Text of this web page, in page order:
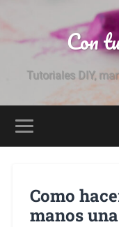
Con
Tutoriales DIY,
Como
manos